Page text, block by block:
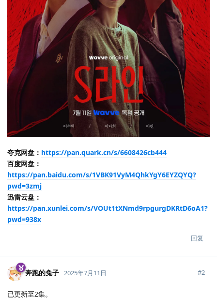
夸克网盘： https://pan.quark.cn/s/6608426cb444
百度网盘：
https://pan.baidu.com/s/1VBK91VyM4QhkYgY6EYZQYQ?
pwd=3zmj
迅雷云盘：
https://pan.xunlei.com/s/VOUt1tXNmd9rpgurgDKRtD6oA1?
pwd=938x
回复
奔跑的兔子 2025年7月11日 #2
已更新至2集。